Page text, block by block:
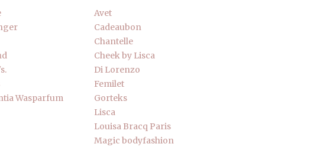
Wasparfum
Avet
Cadeaubon
Chantelle
Cheek by Lisca
Di Lorenzo
Femilet
Gorteks
Lisca
Louisa Bracq Paris
Magic bodyfashion